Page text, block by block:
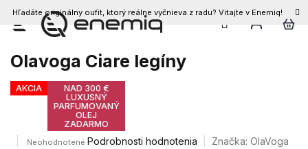
Prejsť
obsah
Hľadáte originálny oufit, ktorý reálne vyčnieva z radu? Vitajte v Enemiq!
Olavoga Ciare legíny
AKCIA
NAD 300 €
LUXUSNÝ
PARFUMOVANÝ
OLEJ
ZADARMO
Priemerné
Neohodnotené Podrobnosti hodnotenia Značka: OlaVoga